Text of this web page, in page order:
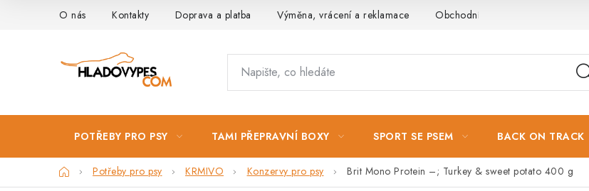
O nás Kontakty Doprava a platba Výměna, vrácení a reklamace Obchodní podmínky
POTŘEBY PRO PSY TAMI PŘEPRAVNÍ BOXY SPORT SE PSEM BACK ON TRACK
DomůPotřeby pro psy KRMIVO Konzervy pro psy Brit Mono Protein –; Turkey & sweet potato 400 g